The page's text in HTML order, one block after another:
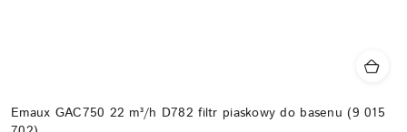
Emaux GAC750 22 m³/h D782 filtr piaskowy do basenu (9 015